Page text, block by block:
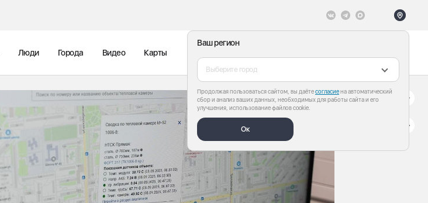
Ваш регион
Выберите город
Продолжая пользоваться сайтом, вы даётесогласиена автоматический
сбор и анализ ваших данных, необходимых для работы сайта и его
улучшения, использование файлов cookie.
Ок
Люди Города Видео Карты